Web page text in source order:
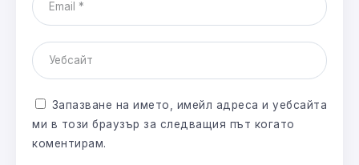
Запазване на името, имейл адреса и уебсайта
ми в този браузър за следващия път когато
коментирам.